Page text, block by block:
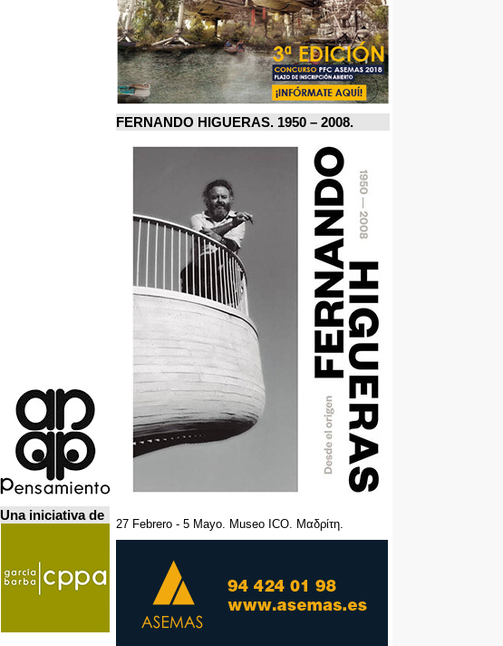
Una iniciativa de
FERNANDO HIGUERAS. 1950 – 2008.
27 Febrero - 5 Mayo. Museo ICO. Μαδρίτη.